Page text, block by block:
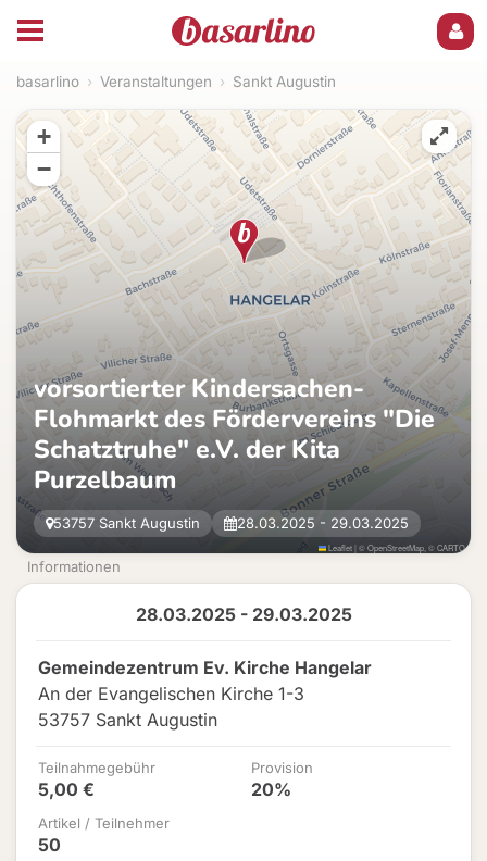
basarlino › Veranstaltungen › Sankt Augustin
Informationen
28.03.2025 - 29.03.2025
Gemeindezentrum Ev. Kirche Hangelar
An der Evangelischen Kirche 1-3
53757 Sankt Augustin
Teilnahmegebühr
5,00 €
Provision
20%
Artikel / Teilnehmer
50
vorsortierter Kindersachen-
Flohmarkt des Fördervereins "Die
Schatztruhe" e.V. der Kita
Purzelbaum
53757 Sankt Augustin 28.03.2025 - 29.03.2025
+
−
Leaflet| ©OpenStreetMap , ©CARTO